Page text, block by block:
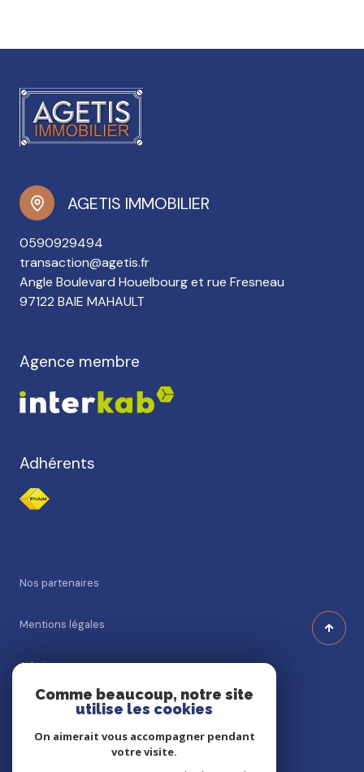
AGETIS IMMOBILIER
0590929494
transaction@agetis.fr
Angle Boulevard Houelbourg et rue Fresneau
97122 BAIE MAHAULT
Agence membre
Adhérents
nos partenaires
mentions légales
admin
nos honoraires
Comme beaucoup, notre site
utilise les cookies
On aimerait vous accompagner pendant
votre visite.